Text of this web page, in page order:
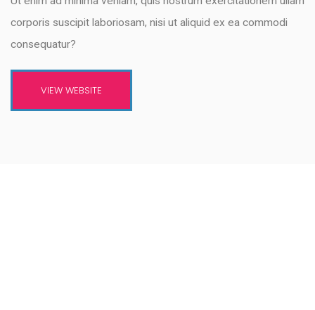
corporis suscipit laboriosam, nisi ut aliquid ex ea commodi
consequatur?
VIEW WEBSITE